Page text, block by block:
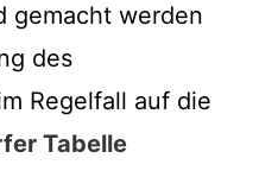
gemacht werden
des
Regelfall auf die
Tabelle